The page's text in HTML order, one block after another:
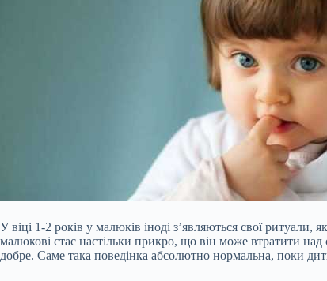
У віці 1-2 років у малюків іноді з’являються свої
малюкові стає настільки прикро, що він може втратити над
добре. Саме така поведінка абсолютно нормальна, поки